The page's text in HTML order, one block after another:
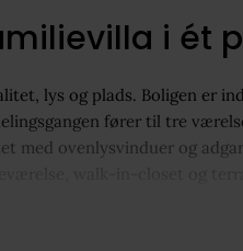
i ét
lys og plads. Boligen er
fører til tre
med ovenlysvinduer og